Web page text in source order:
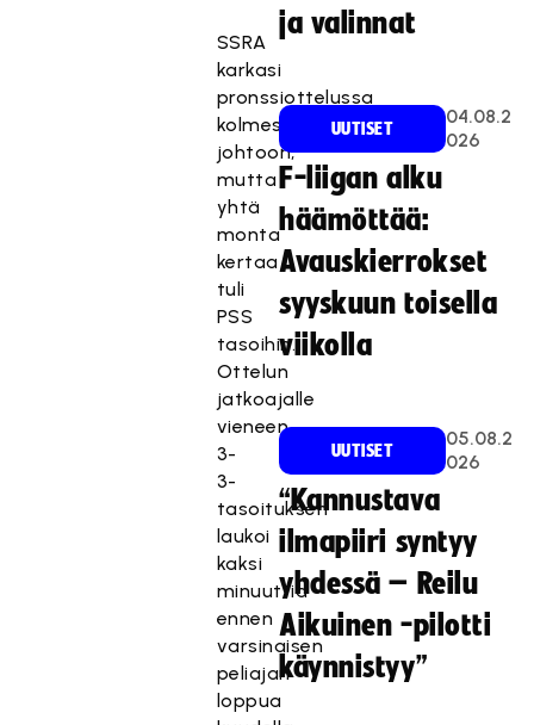
SSRA
karkasi
pronssiottelussa
kolmesti
johtoon,
mutta
yhtä
monta
kertaa
tuli
PSS
tasoihin.
Ottelun
jatkoajalle
vieneen
3-
3-
tasoituksen
laukoi
kaksi
minuuttia
ennen
varsinaisen
peliajan
loppua
ja valinnat
UUTISET
04.08.2
026
F-liigan alku
häämöttää:
Avauskierrokset
syyskuun toisella
viikolla
UUTISET
05.08.2
026
“Kannustava
ilmapiiri syntyy
yhdessä – Reilu
Aikuinen -pilotti
käynnistyy”